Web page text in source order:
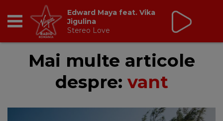
RADIO
BREAKFAST
TIC TALK
Virgin Radio Music de
Weekend
08:00 - 12:00
Mai multe articole
despre: vant